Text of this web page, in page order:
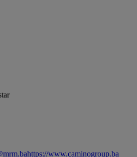
https://www.caminogroup.ba